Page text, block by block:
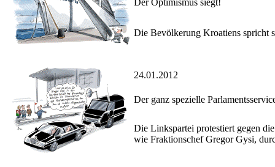
Der Optimismus siegt!
Die Bevölkerung Kroatiens spricht
24.01.2012
Der ganz spezielle
Die Linkspartei protestiert gegen
wie Fraktionschef Gregor Gysi,